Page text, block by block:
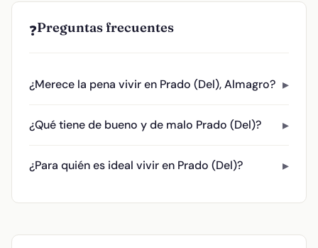
❓Preguntas frecuentes
¿Merece la pena vivir en Prado (Del), Almagro?
¿Qué tiene de bueno y de malo Prado (Del)?
¿Para quién es ideal vivir en Prado (Del)?